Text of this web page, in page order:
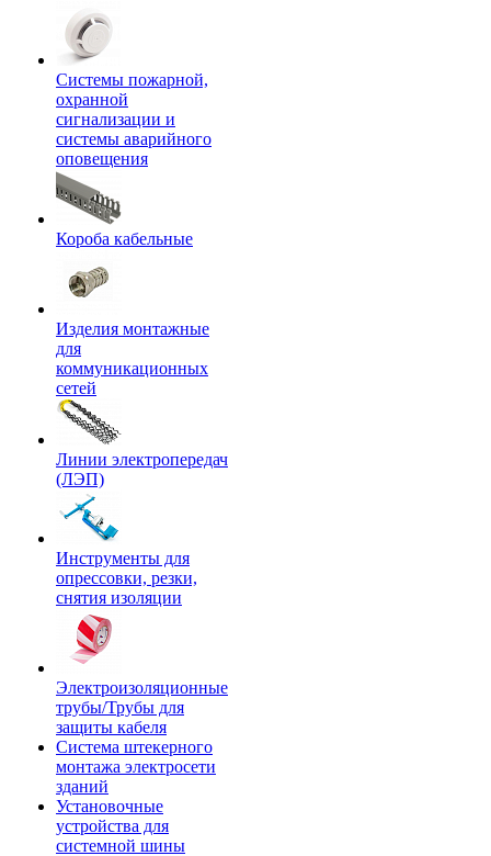
Системы пожарной,
охранной
сигнализации и
системы аварийного
оповещения
Короба кабельные
Изделия монтажные
для
коммуникационных
сетей
Линии электропередач
(ЛЭП)
Инструменты для
опрессовки, резки,
снятия изоляции
Электроизоляционные
трубы/Трубы для
защиты кабеля
Система штекерного
монтажа электросети
зданий
Установочные
устройства для
системной шины